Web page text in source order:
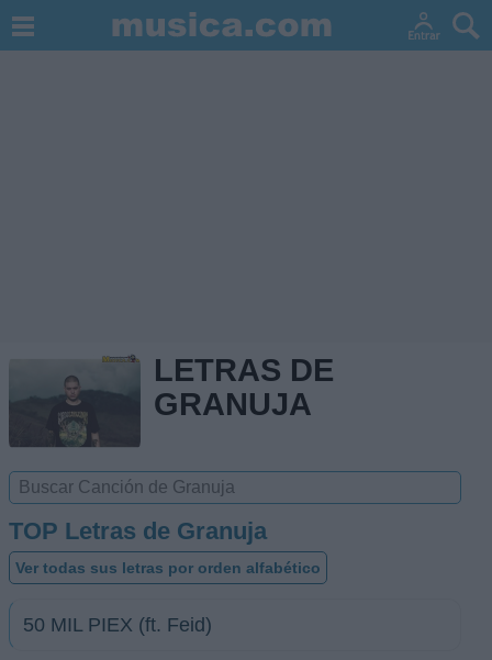
LETRAS DE
GRANUJA
TOP Letras de Granuja
Ver todas sus letras por orden alfabético
50 MIL PIEX (ft. Feid)